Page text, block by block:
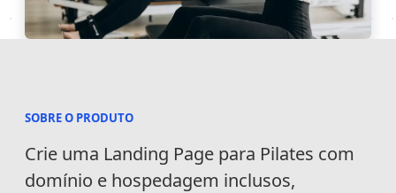
SOBRE O PRODUTO
Informações
Crie uma Landing Page para Pilates com
domínio e hospedagem inclusos,